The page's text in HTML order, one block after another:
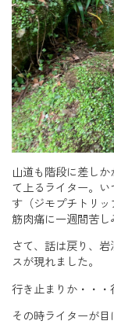
山道も階段に差し
て上るライター。
す（ジモプチトリ
筋肉痛に一週間苦し
さて、話は戻り、
スが現れました。
行き止まりか・・・
その時ライターが目